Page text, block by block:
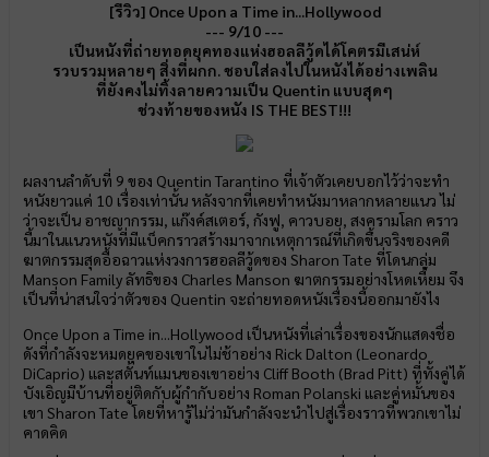
[รีวิว] Once Upon a Time in...Hollywood
--- 9/10 ---
เป็นหนังที่ถ่ายทอดยุคทองแห่งฮอลลีวู้ดได้โคตรมีเสน่ห์
รวบรวมหลายๆ สิ่งที่ผกก. ชอบใส่ลงไปในหนังได้อย่างเพลิน
ที่ยังคงไม่ทิ้งลายความเป็น Quentin แบบสุดๆ
ช่วงท้ายของหนัง IS THE BEST!!!
ผลงานลำดับที่ 9 ของ Quentin Tarantino ที่เจ้าตัวเคยบอกไว้ว่าจะทำ
หนังยาวแค่ 10 เรื่องเท่านั้น หลังจากที่เคยทำหนังมาหลากหลายแนว ไม่
ว่าจะเป็น อาชญากรรม, แก๊งค์สเตอร์, กังฟู, คาวบอย, สงครามโลก คราว
นี้มาในแนวหนังที่มีแบ็คกราวสร้างมาจากเหตุการณ์ที่เกิดขึ้นจริงของคดี
ฆาตกรรมสุดอื้อฉาวแห่งวงการฮอลลีวู้ดของ Sharon Tate ที่โดนกลุ่ม
Manson Family ลัทธิของ Charles Manson ฆาตกรรมอย่างโหดเหี้ยม จึง
เป็นที่น่าสนใจว่าตัวของ Quentin จะถ่ายทอดหนังเรื่องนี้ออกมายังไง
Once Upon a Time in...Hollywood เป็นหนังที่เล่าเรื่องของนักแสดงชื่อ
ดังที่กำลังจะหมดยุคของเขาในไม่ช้าอย่าง Rick Dalton (Leonardo
DiCaprio) และสตั้นท์แมนของเขาอย่าง Cliff Booth (Brad Pitt) ที่ทั้งคู่ได้
บังเอิญมีบ้านที่อยู่ติดกับผู้กำกับอย่าง Roman Polanski และคู่หมั้นของ
เขา Sharon Tate โดยที่หารู้ไม่ว่ามันกำลังจะนำไปสู่เรื่องราวที่พวกเขาไม่
คาดคิด